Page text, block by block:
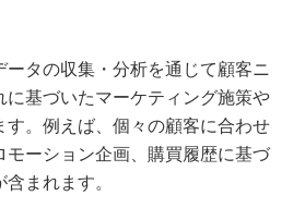
ータの収集・分析を通じて顧客ニ
に基づいたマーケティング施策や
す。例えば、個々の顧客に合わせ
モーション企画、購買履歴に基づ
まれます。